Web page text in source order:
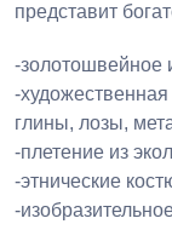
представит
-золотошвейное
-
глины, лозы,
-плетение из
-этнические
-